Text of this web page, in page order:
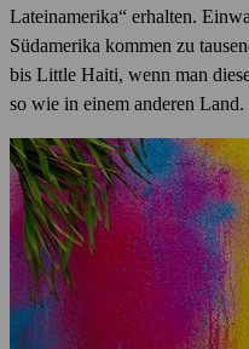
Lateinamerika“ erhalten.
Südamerika kommen zu
bis Little Haiti, wenn man
so wie in einem anderen Land.